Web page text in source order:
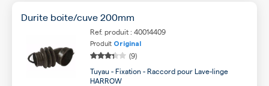
Durite boite/cuve 200mm
Ref. produit : 40014409
Produit Original
(9)
Tuyau - Fixation - Raccord pour Lave-linge
HARROW